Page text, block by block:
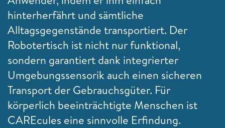
hinterherfährt und sämtliche
Alltagsgegenstände transportiert. Der
Robotertisch ist nicht nur funktional,
sondern garantiert dank integrierter
Umgebungssensorik auch einen sicheren
Transport der Gebrauchsgüter. Für
körperlich beeinträchtigte Menschen ist
CAREcules eine sinnvolle Erfindung.